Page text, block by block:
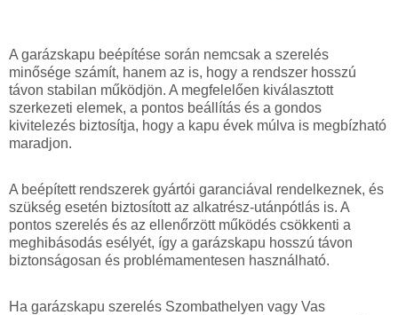
A garázskapu beépítése során nemcsak a szerelés
minősége számít, hanem az is, hogy a rendszer hosszú
távon stabilan működjön. A megfelelően kiválasztott
szerkezeti elemek, a pontos beállítás és a gondos
kivitelezés biztosítja, hogy a kapu évek múlva is megbízható
maradjon.
A beépített rendszerek gyártói garanciával rendelkeznek, és
szükség esetén biztosított az alkatrész-utánpótlás is. A
pontos szerelés és az ellenőrzött működés csökkenti a
meghibásodás esélyét, így a garázskapu hosszú távon
biztonságosan és problémamentesen használható.
Ha garázskapu szerelés Szombathelyen vagy Vas